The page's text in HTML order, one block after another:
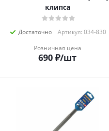
клипса
Достаточно
Артикул: 034-830
Розничная цена
690 ₽/шт